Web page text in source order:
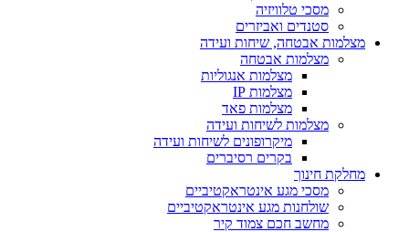
מסכי טלוויזיה
סטנדים ואביזרים
אבטחה, שיחות ועידה
מצלמות אבטחה
מצלמות אנגוליות
מצלמות IP
מצלמות פאד
מצלמות לשיחות ועידה
מיקרופונים לשיחות ועידה
בקרים רסיברים
חינוך
מסכי מגע אינטראקטיביים
שולחנות מגע אינטראקטיביים
מחשב חכם צמוד קיר